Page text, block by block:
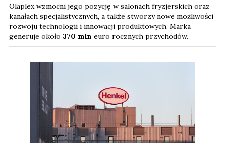
Olaplex wzmocni jego pozycję w salonach fryzjerskich oraz
kanałach specjalistycznych, a także stworzy nowe możliwości
rozwoju technologii i innowacji produktowych. Marka
generuje około 370 mln euro rocznych przychodów.